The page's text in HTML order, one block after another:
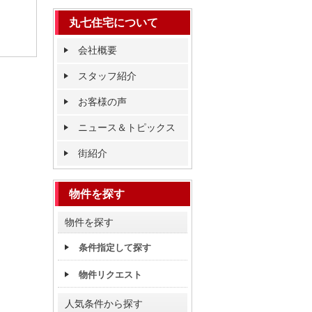
丸七住宅について
会社概要
スタッフ紹介
お客様の声
ニュース＆トピックス
街紹介
物件を探す
物件を探す
条件指定して探す
物件リクエスト
人気条件から探す